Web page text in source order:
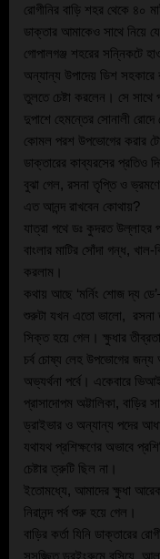
রোগীনির বাড়ি শহর থেকে ৪০
ডাক্তার আমাকেও সাথে নিয়ে
গোপালগঞ্জ শহরের সন্নিকটে
অন্যান্য উপাদেয় ডিশ সহকারে
তুলতে চেষ্টা করলেন। সে সাথে
দুপাশে হেমন্তের সোনালী রোদে
কোমল পরশ উপভোগের করার
ডাক্তারের কাব্যরসের প্রতিও
বুঝা গেল, রসনা তৃপ্তি ও
এত আনন্দ রাখবেন কোথায়?
যাত্রা পথে ডঃ কুদরত উল্লাহর
বাংলার মাটির সোঁদা গন্ধ,
করলাম।
কথায় আছে ‘মর্নিং শোজ দ্য
শুরুটা যখন এতো ভালো,  রসনা‌ তৃপ্তির পর্বটা কতই না ভাল হবে।‌ ভাবতেই‌ রসনা
সিক্ত হয়ে গেল। ক্ষুধার
চর্ব চোষ্য লেহ উপভোগের জন্য
প্রাসাদোপম অট্টালিকা, বাড়ির
ড্রাইভার‌ ও অন্যান্য পদের আধা-ডজন কর্মীবাহিনী আমাদের গার্ড অব অনার দিল।
যথাযথ প্রশিক্ষণের অভাবে
চেষ্টার ত্রুটি ছিল না।
ইতোমধ্যে, আমাদের ক্ষুধা
নিরানন্দ পর্ব শুরু হয়ে গেল।
বাড়ির কর্তা যিনি ডাক্তারের